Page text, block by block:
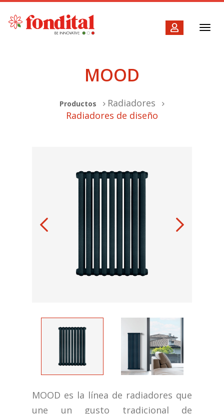
MOOD
Productos
Radiadores
Radiadores de diseño
MOOD es la línea de radiadores que
une un gusto tradicional de